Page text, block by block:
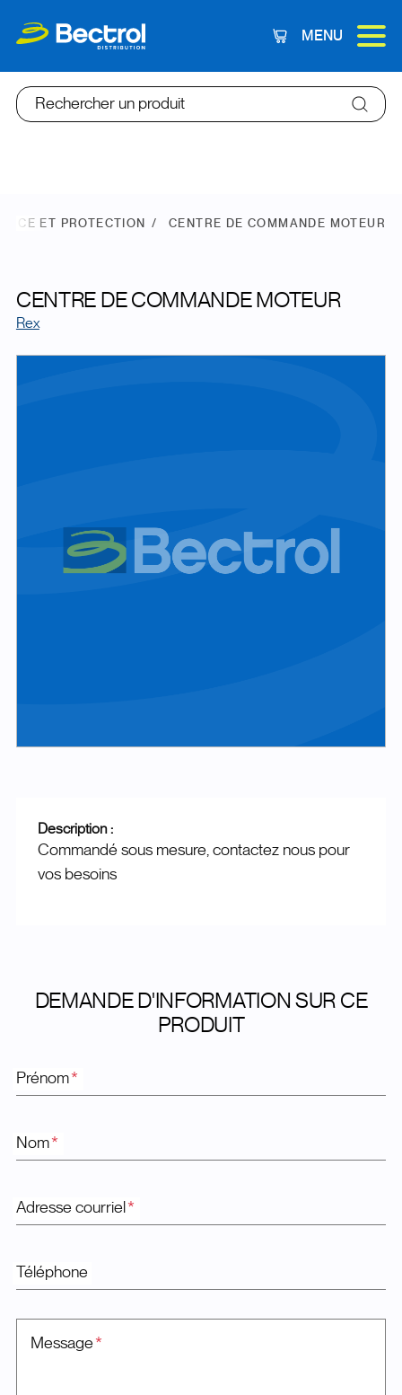
Panier
MENU
Rechercher un produit
ET PROTECTION CENTRE DE COMMANDE MOTEUR
CENTRE DE COMMANDE MOTEUR
Rex
Description :
Commandé sous mesure, contactez nous pour
vos besoins
DEMANDE D'INFORMATION SUR CE
PRODUIT
Prénom*
Nom*
Adresse courriel *
Téléphone
Message*